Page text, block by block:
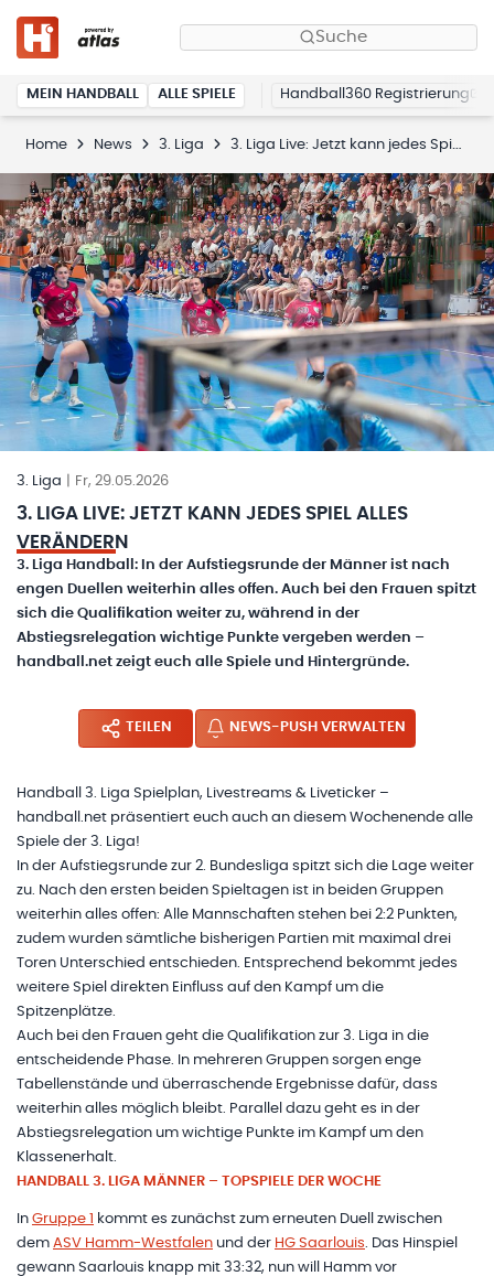
Suche
MEIN HANDBALL ALLE SPIELE Handball360 Registrierung
Home News 3. Liga 3. Liga Live: Jetzt kann jedes Spiel alles verändern
3. Liga Fr, 29.05.2026
3. LIGA LIVE: JETZT KANN JEDES SPIEL ALLES
VERÄNDERN
3. Liga Handball: In der Aufstiegsrunde der Männer ist nach
engen Duellen weiterhin alles offen. Auch bei den Frauen spitzt
sich die Qualifikation weiter zu, während in der
Abstiegsrelegation wichtige Punkte vergeben werden –
handball.net zeigt euch alle Spiele und Hintergründe.
TEILEN NEWS-PUSH VERWALTEN
Handball 3. Liga Spielplan, Livestreams & Liveticker –
handball.net präsentiert euch auch an diesem Wochenende alle
Spiele der 3. Liga!
In der Aufstiegsrunde zur 2. Bundesliga spitzt sich die Lage weiter
zu. Nach den ersten beiden Spieltagen ist in beiden Gruppen
weiterhin alles offen: Alle Mannschaften stehen bei 2:2 Punkten,
zudem wurden sämtliche bisherigen Partien mit maximal drei
Toren Unterschied entschieden. Entsprechend bekommt jedes
weitere Spiel direkten Einfluss auf den Kampf um die
Spitzenplätze.
Auch bei den Frauen geht die Qualifikation zur 3. Liga in die
entscheidende Phase. In mehreren Gruppen sorgen enge
Tabellenstände und überraschende Ergebnisse dafür, dass
weiterhin alles möglich bleibt. Parallel dazu geht es in der
Abstiegsrelegation um wichtige Punkte im Kampf um den
Klassenerhalt.
HANDBALL 3. LIGA MÄNNER – TOPSPIELE DER WOCHE
In Gruppe 1 kommt es zunächst zum erneuten Duell zwischen
dem ASV Hamm-Westfalen und der HG Saarlouis . Das Hinspiel
gewann Saarlouis knapp mit 33:32, nun will Hamm vor